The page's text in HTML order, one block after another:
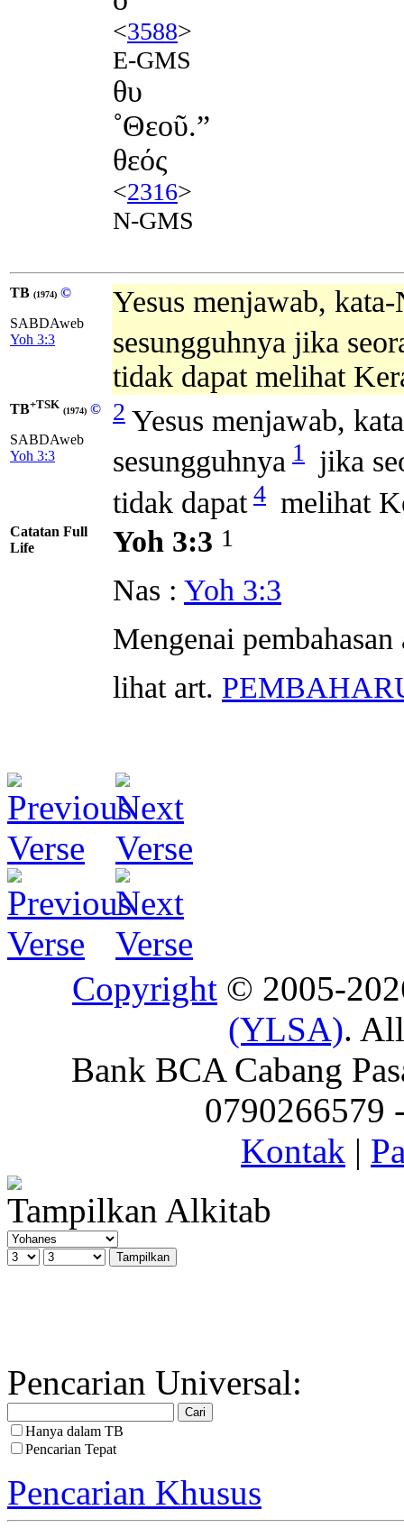
<3588>
E-GMS
θυ
˚Θεοῦ.”
θεός
<2316>
N-GMS
TB (1974) ©
SABDAweb
Yoh 3:3
Yesus menjawab,
sesungguhnya jika
tidak dapat melihat
TB+TSK (1974) ©
SABDAweb
Yoh 3:3
2 Yesus menjawab,
sesungguhnya 1
jika
tidak dapat 4 melihat
Catatan Full
Life
Yoh 3:3 1
Nas : Yoh 3:3
Mengenai
lihat art.
Copyright © 2005-
(YLSA).
Bank BCA Cabang
0790266579
Kontak |
Tampilkan Alkitab
Pencarian Universal:
Hanya dalam TB
Pencarian Tepat
Pencarian Khusus